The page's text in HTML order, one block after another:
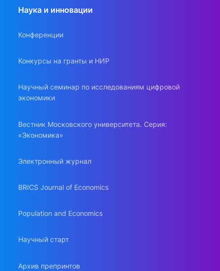
Наука и инновации
Конференции
Конкурсы на гранты и НИР
Научный семинар по исследованиям цифровой
экономики
Вестник Московского университета. Серия:
«Экономика»
Электронный журнал
BRICS Journal of Economics
Population and Economics
Научный старт
Архив препринтов